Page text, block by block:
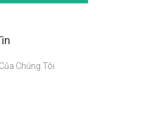
Chúng Tôi